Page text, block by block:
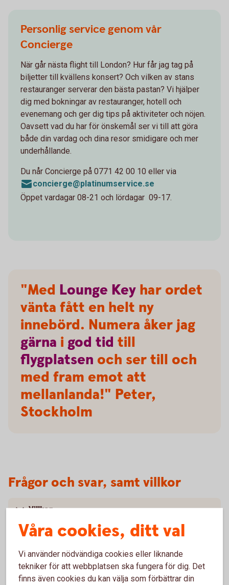
Personlig service genom vår
Concierge
När går nästa flight till London? Hur får jag tag på
biljetter till kvällens konsert? Och vilken av stans
restauranger serverar den bästa pastan? Vi hjälper
dig med bokningar av restauranger, hotell och
evenemang och ger dig tips på aktiviteter och nöjen.
Oavsett vad du har för önskemål ser vi till att göra
både din vardag och dina resor smidigare och mer
underhållande.
Du når Concierge på 0771 42 00 10 eller via
concierge@platinumservice.se
Öppet vardagar 08-21 och lördagar 09-17.
"Med Lounge Key har ordet
vänta fått en helt ny
innebörd. Numera åker jag
gärna igod tid till
flygplatsen och ser till och
med fram emot att
mellanlanda!" Peter,
Stockholm
Frågor och svar, samt villkor
Villkor
Försäkringar och tjänster
Mer information om Mastercard Platinum
Våra cookies, ditt val
Vi använder nödvändiga cookies eller liknande
tekniker för att webbplatsen ska fungera för dig. Det
finns även cookies du kan välja som förbättrar din